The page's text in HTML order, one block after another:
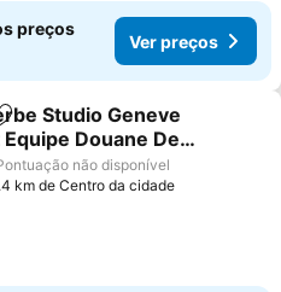
preços
Ver preços
aos favoritos
Studio Geneve
Douane De
não disponível
km de Centro da cidade